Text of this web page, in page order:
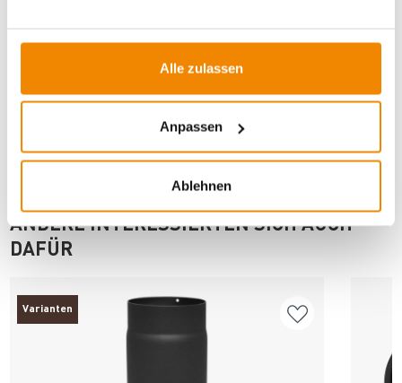
Alle zulassen
Anpassen
Ablehnen
ANDERE INTERESSIERTEN SICH AUCH
DAFÜR
Varianten